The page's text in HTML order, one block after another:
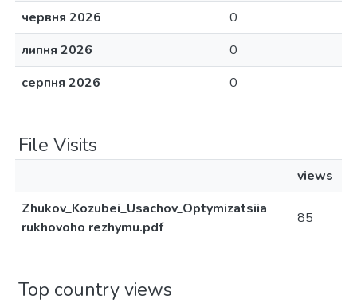
червня 2026
0
липня 2026
0
серпня 2026
0
File Visits
views
Zhukov_Kozubei_Usachov_Optymizatsiia
rukhovoho rezhymu.pdf
85
Top country views